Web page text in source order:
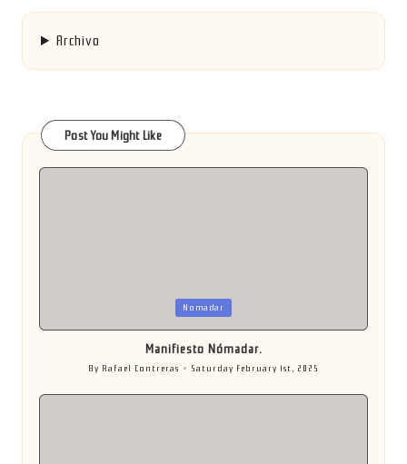
Archivo
Post You Might Like
Nomadar
Manifiesto Nómadar.
Posted
by
By Rafael Contreras Saturday February 1st, 2025